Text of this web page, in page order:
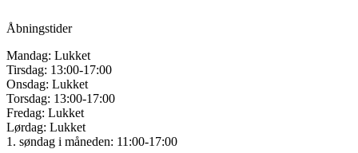
Åbningstider
Mandag: Lukket
Tirsdag: 13:00-17:00
Onsdag: Lukket
Torsdag: 13:00-17:00
Fredag: Lukket
Lørdag: Lukket
1. søndag i måneden: 11:00-17:00